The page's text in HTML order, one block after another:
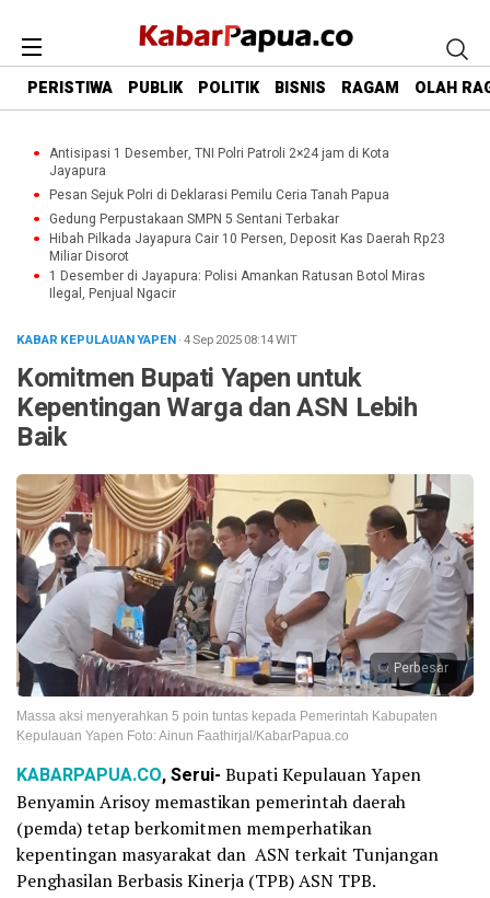
PERISTIWA PUBLIK POLITIK BISNIS RAGAM OLAH
Antisipasi 1 Desember, TNI Polri Patroli 2×24 jam di Kota
Jayapura
Pesan Sejuk Polri di Deklarasi Pemilu Ceria Tanah Papua
Gedung Perpustakaan SMPN 5 Sentani Terbakar
Hibah Pilkada Jayapura Cair 10 Persen, Deposit Kas Daerah Rp23
Miliar Disorot
1 Desember di Jayapura: Polisi Amankan Ratusan Botol Miras
Ilegal, Penjual Ngacir
KABAR KEPULAUAN YAPEN· 4 Sep 202508:14WIT
Komitmen Bupati Yapen untuk
Kepentingan Warga dan ASN Lebih
Baik
Perbesar
Massa aksi menyerahkan 5 poin tuntas kepada Pemerintah Kabupaten
Kepulauan Yapen Foto: Ainun Faathirjal/KabarPapua.co
KABARPAPUA.CO, Serui- Bupati Kepulauan Yapen
Benyamin Arisoy memastikan pemerintah daerah
(pemda) tetap berkomitmen memperhatikan
kepentingan masyarakat dan ASN terkait Tunjangan
Penghasilan Berbasis Kinerja (TPB) ASN TPB.